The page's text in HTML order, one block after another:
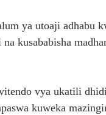
ya utoaji adhabu
kusababisha
vya ukatili
kuweka